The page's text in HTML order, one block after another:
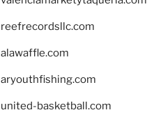
reefrecordsllc.com
alawaffle.com
aryouthfishing.com
united-basketball.com